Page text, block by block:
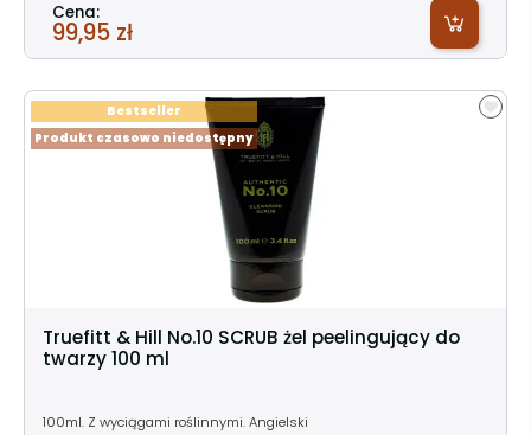
Cena:
99,95 zł
Truefitt & Hill No.10 SCRUB żel peelingujący do
twarzy 100 ml
100ml. Z wyciągami roślinnymi. Angielski
Produkt czasowo niedostępny
Bestseller